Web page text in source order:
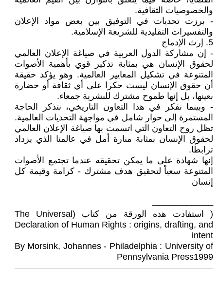
والخصوصيات الثقافية.
- برزت تحديات في التوفيق بين بعض مواد الإعلان
والتفسيرات التقليدية للشريعة الإسلامية.
5. إرث الإدماج
- إن مشاركة الدول العربية في صياغة الإعلان العالمي
لحقوق الإنسان هي بمثابة تذكير قوي بأهمية الأصوات
المتنوعة في تشكيل المعايير العالمية. وهو يؤكد حقيقة
أن حقوق الإنسان ليست حكرا على أي ثقافة أو حضارة
بعينها، بل إنها طموح مشترك للبشرية جمعاء.
- وبينما نفكر في هذا التعاون التاريخي، نتذكر الحاجة
المستمرة إلى حوار شامل في مواجهة التحديات العالمية.
تظل روح التعاون التي اتسمت بها صياغة الإعلان العالمي
لحقوق الإنسان بمثابة منارة أمل في عالمنا الذي يزداد
ترابطًا.
إنها شهادة على ما يمكن تحقيقه عندما تجتمع الأصوات
المتنوعة سعياً لتحقيق هدف مشترك - كرامة وقيمة كل
إنسان
ـــــــــــــــــــــــــ
( استفادت هذه الورقة من كتاب (The Universal
Declaration of Human Rights : origins, drafting, and
intent
By Morsink, Johannes - Philadelphia : University of
Pennsylvania Press1999